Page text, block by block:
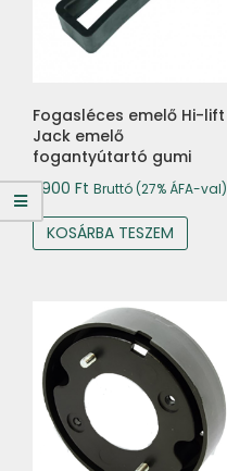
Fogasléces emelő Hi-lift
Jack emelő
fogantyútartó gumi
1 900 Ft Bruttó (27% ÁFA-val)
KOSÁRBA TESZEM